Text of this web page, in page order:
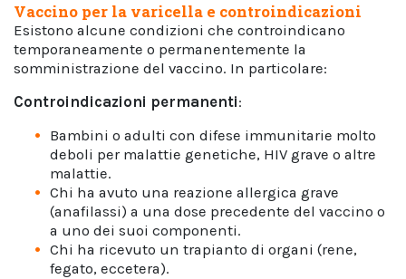
Vaccino per la varicella e controindicazioni
Esistono alcune condizioni che controindicano
temporaneamente o permanentemente la
somministrazione del vaccino. In particolare:
Controindicazioni permanenti:
Bambini o adulti con difese immunitarie molto
deboli per malattie genetiche, HIV grave o altre
malattie.
Chi ha avuto una reazione allergica grave
(anafilassi) a una dose precedente del vaccino o
a uno dei suoi componenti.
Chi ha ricevuto un trapianto di organi (rene,
fegato, eccetera).